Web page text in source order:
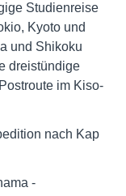
Studienreise
Kyoto und
und Shikoku
dreistündige
im Kiso-
nach Kap
-